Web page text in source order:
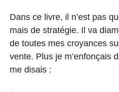
Dans ce livre, il n’est pas
mais de stratégie. Il va
de toutes mes croyances
vente. Plus je m’enfonçais
me disais :